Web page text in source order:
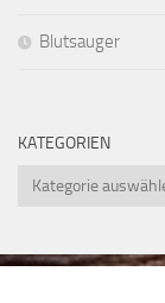
Blutsauger
KATEGORIEN
Kategorien